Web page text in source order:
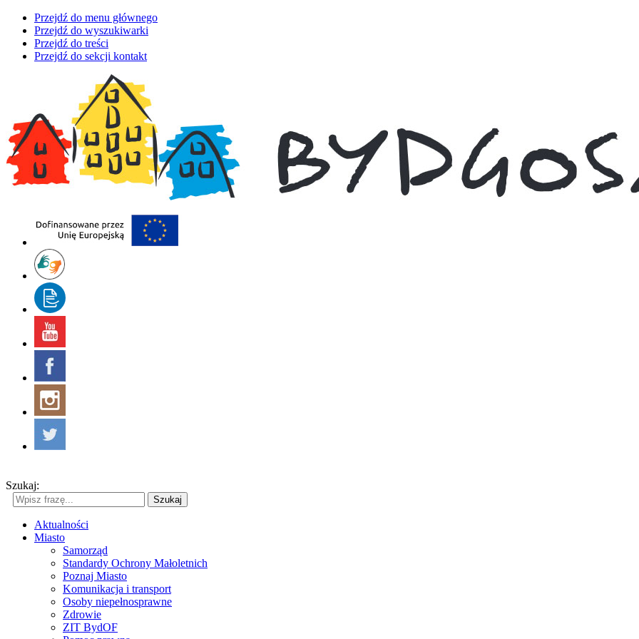
Przejdź do menu głównego
Przejdź do wyszukiwarki
Przejdź do treści
Przejdź do sekcji kontakt
Szukaj:
Szukaj
Aktualności
Miasto
Samorząd
Standardy Ochrony Małoletnich
Poznaj Miasto
Komunikacja i transport
Osoby niepełnosprawne
Zdrowie
ZIT BydOF